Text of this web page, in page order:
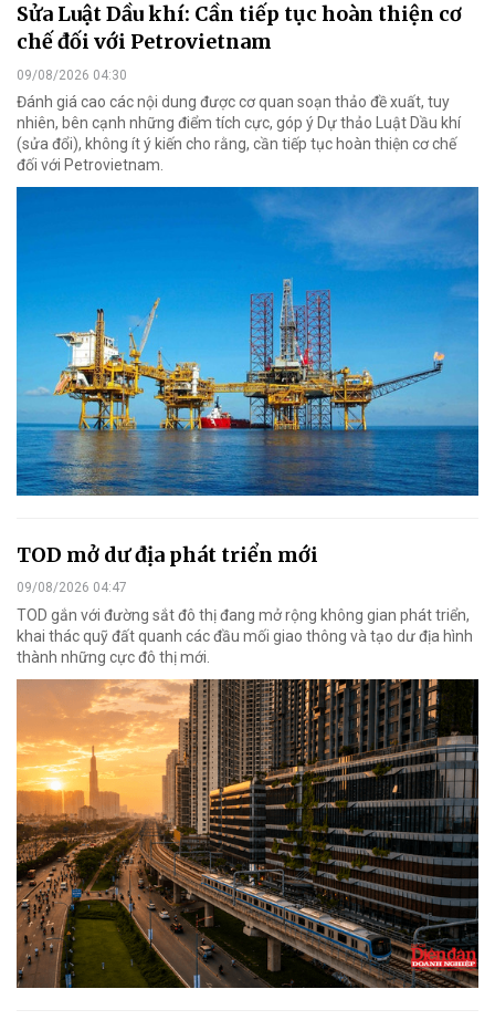
Sửa Luật Dầu khí: Cần tiếp tục hoàn thiện cơ
chế đối với Petrovietnam
09/08/2026 04:30
Đánh giá cao các nội dung được cơ quan soạn thảo đề xuất, tuy
nhiên, bên cạnh những điểm tích cực, góp ý Dự thảo Luật Dầu khí
(sửa đổi), không ít ý kiến cho rằng, cần tiếp tục hoàn thiện cơ chế
đối với Petrovietnam.
TOD mở dư địa phát triển mới
09/08/2026 04:47
TOD gắn với đường sắt đô thị đang mở rộng không gian phát triển,
khai thác quỹ đất quanh các đầu mối giao thông và tạo dư địa hình
thành những cực đô thị mới.